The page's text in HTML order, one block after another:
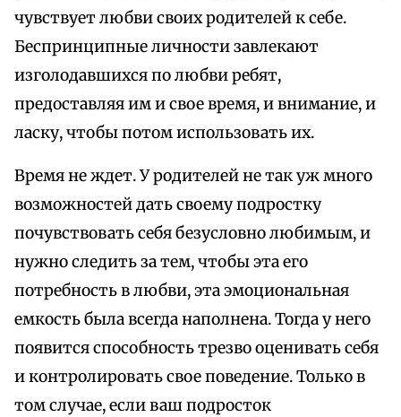
чувствует любви своих родителей к себе.
Беспринципные личности завлекают
изголодавшихся по любви ребят,
предоставляя им и свое время, и внимание, и
ласку, чтобы потом использовать их.
Время не ждет. У родителей не так уж много
возможностей дать своему подростку
почувствовать себя безусловно любимым, и
нужно следить за тем, чтобы эта его
потребность в любви, эта эмоциональная
емкость была всегда наполнена. Тогда у него
появится способность трезво оценивать себя
и контролировать свое поведение. Только в
том случае, если ваш подросток